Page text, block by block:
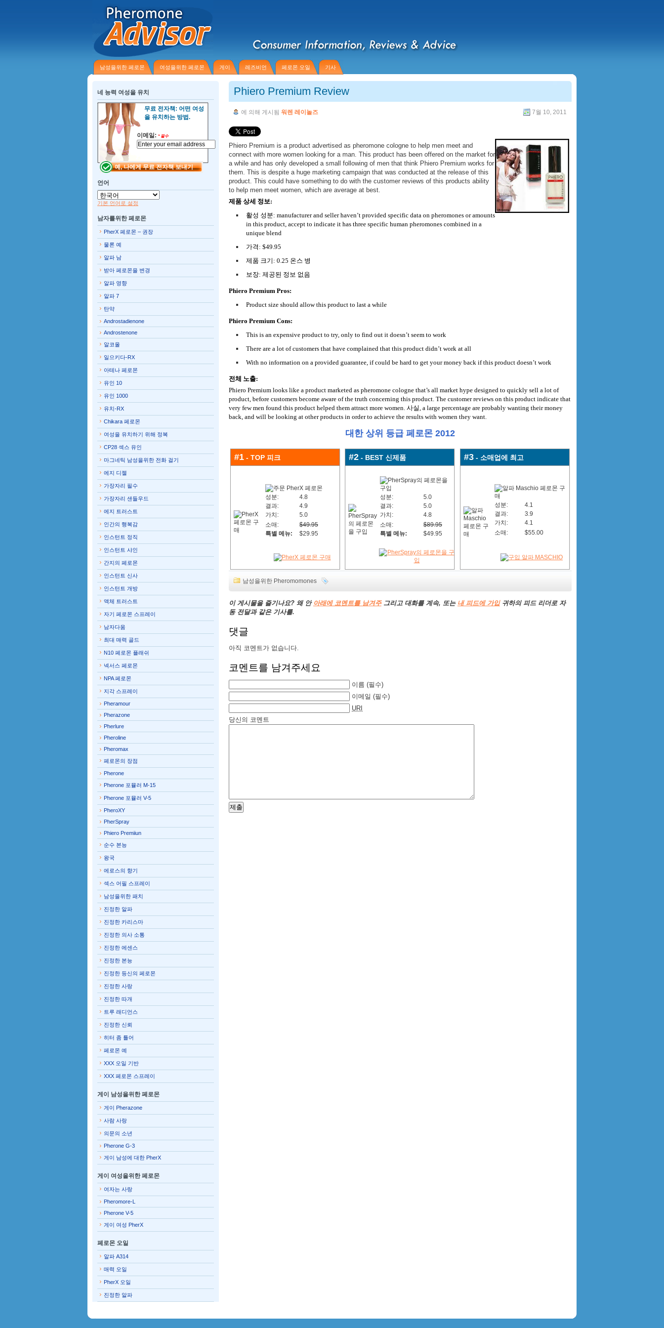
남성을위한 페로몬 여성을위한 페로몬 게이 레즈비언 페로몬 오일 기사
Phiero Premium Review
에 의해 게시됨 워렌 레이놀즈 7월 10, 2011
Phiero Premium is a product advertised as pheromone cologne to help men meet and
connect with more women looking for a man. This product has been offered on the market for
a while and has only developed a small following of men that think Phiero Premium works for
them. This is despite a huge marketing campaign that was conducted at the release of this
product. This could have something to do with the customer reviews of this products ability
to help men meet women, which are average at best.
제품 상세 정보:
활성 성분: manufacturer and seller haven’t provided specific data on pheromones or amounts
in this product, accept to indicate it has three specific human pheromones combined in a
unique blend
가격: $49.95
제품 크기: 0.25 온스 병
보장: 제공된 정보 없음
Phiero Premium Pros:
Product size should allow this product to last a while
Phiero Premium Cons:
This is an expensive product to try, only to find out it doesn’t seem to work
There are a lot of customers that have complained that this product didn’t work at all
With no information on a provided guarantee, if could be hard to get your money back if this product doesn’t work
전체 노출:
Phiero Premium looks like a product marketed as pheromone cologne that’s all market hype designed to quickly sell a lot of
product, before customers become aware of the truth concerning this product. The customer reviews on this product indicate that
very few men found this product helped them attract more women. 사실, a large percentage are probably wanting their money
back, and will be looking at other products in order to achieve the results with women they want.
대한 상위 등급 페로몬 2012
#1 - TOP 피크
성분:
4.8
결과:
4.9
가치:
5.0
소매:
$49.95
특별 메뉴:
$29.95
#2 - BEST 신제품
성분:
5.0
결과:
5.0
가치:
4.8
소매:
$89.95
특별 메뉴:
$49.95
#3 - 소매업에 최고
성분:
4.1
결과:
3.9
가치:
4.1
소매:
$55.00
남성을위한 Pheromomones
이 게시물을 즐기나요? 왜 안 아래에 코멘트를 남겨주그리고 대화를 계속, 또는 내 피드에 가입귀하의 피드 리더로 ​​자
동 전달과 같은 기사를.
댓글
아직 코멘트가 없습니다.
코멘트를 남겨주세요
이름 (필수)
이메일 (필수)
URI
당신의 코멘트
네 능력 여성을 유치
무료 전자책: 어떤 여성
을 유치하는 방법.
이메일: *필수
언어
기본 언어로 설정
남자를위한 페로몬
PherX 페로몬 – 권장
물론 예
알파 남
받아 페로몬을 변경
알파 영향
알파 7
탄약
Androstadienone
Androstenone
알코올
일으키다-RX
아테나 페로몬
유인 10
유인 1000
유치-RX
Chikara 페로몬
여성을 유치하기 위해 정복
CP28 섹스 유인
마그네틱 남성을위한 전화 걸기
에지 디젤
가장자리 필수
가장자리 샌들우드
에지 트러스트
인간의 행복감
인스턴트 정직
인스턴트 샤인
간지의 페로몬
인스턴트 신사
인스턴트 개방
액체 트러스트
자기 페로몬 스프레이
남자다움
최대 매력 골드
N10 페로몬 플래쉬
넥서스 페로몬
NPA 페로몬
지각 스프레이
Pheramour
Pherazone
Pherlure
Pheroline
Pheromax
페로몬의 장점
Pherone
Pherone 포뮬러 M-15
Pherone 포뮬러 V-5
PheroXY
PherSpray
Phiero Premiiun
순수 본능
왕국
에로스의 향기
섹스 어필 스프레이
남성을위한 패치
진정한 알파
진정한 카리스마
진정한 의사 소통
진정한 에센스
진정한 본능
진정한 등신의 페로몬
진정한 사랑
진정한 따개
트루 래디언스
진정한 신뢰
히터 좀 틀어
페로몬 예
XXX 오일 기반
XXX 페로몬 스프레이
게이 남성을위한 페로몬
게이 Pherazone
사람 사랑
의문의 소년
Pherone G-3
게이 남성에 대한 PherX
게이 여성을위한 페로몬
여자는 사랑
Pheromore-L
Pherone V-5
게이 여성 PherX
페로몬 오일
알파 A314
매력 오일
PherX 오일
진정한 알파